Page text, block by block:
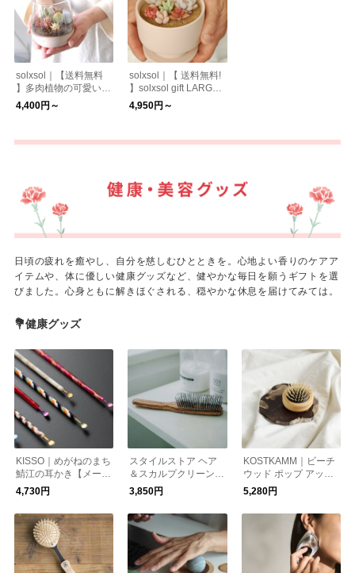
solxsol｜【送料無料
】多肉植物の可愛い寄
せ植えをギフトに / 多
肉植物の寄せ植えギフ
4,400円～
solxsol｜【 送料無料!
】solxsol gift LARGE /
SUCCULENTS
4,950円～
日頃の疲れを癒やし、自分を慈しむひとときを。心地よい香りのケアア
イテムや、体に優しい健康グッズなど、健やかな毎日を願うギフトを選
びました。心身ともに解きほぐされる、穏やかな休息を届けてみては。
💐健康グッズ
KISSO｜めがねのまち
鯖江の耳かき【メール
便可】
4,730円
スタイルストア ヘア
＆スカルプクリーンブ
ラシ
3,850円
KOSTKAMM｜ビーチ
ウッド ポップ アップ
ブラシ 4580-ms
5,280円